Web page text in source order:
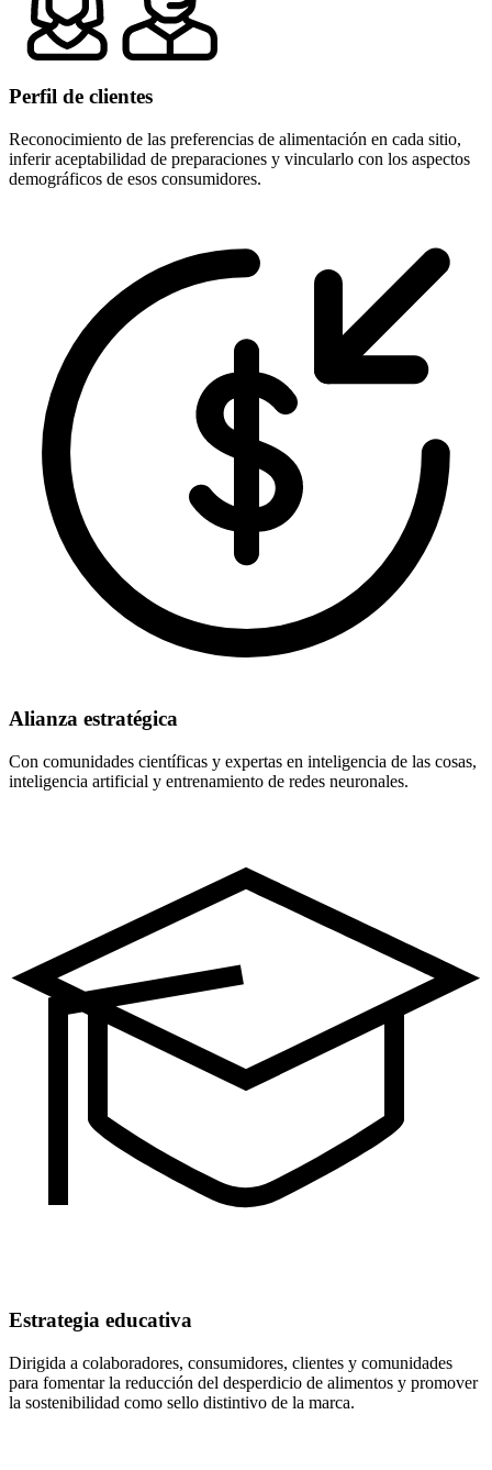
Perfil de clientes
Reconocimiento de las preferencias de alimentación en cada sitio,
inferir aceptabilidad de preparaciones y vincularlo con los aspectos
demográficos de esos consumidores.
Alianza estratégica
Con comunidades científicas y expertas en inteligencia de las cosas,
inteligencia artificial y entrenamiento de redes neuronales.
Estrategia educativa
Dirigida a colaboradores, consumidores, clientes y comunidades
para fomentar la reducción del desperdicio de alimentos y promover
la sostenibilidad como sello distintivo de la marca.